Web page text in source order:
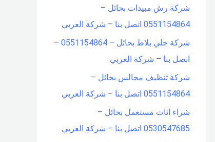
شركة رش مبيدات بحائل –
0551154864 اتصل بنا – شركة العربي
شركة جلي بلاط بحائل – 0551154864 –
اتصل بنا – شركة العربي
شركة تنظيف مجالس بحائل –
0551154864 اتصل بنا – شركة العربي
شراء اثاث مستعمل بحائل –
0530547685 اتصل بنا – شركة العربي